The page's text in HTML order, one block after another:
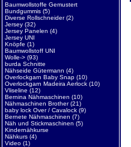
Baumwollstoffe Gemustert
Bundgummis(5)
Diverse Rollschneider(2)
Jersey(32)
Jersey Panelen (4)
Jersey UNI
Knöpfe (1)
Baumwollstoff UNI
Wolle->(93)
burda Schnitte
Nähseide Gütermann (4)
Overlockgarn Baby Snap(10)
Overlockgarn Madeira Aerlock(10)
Vliseline (12)
Bernina Nähmaschinen (10)
Nähmaschinen Brother(21)
baby lock Over / Cavalock(9)
Bernete Nähmaschinen (7)
Näh und Stickmaschinen (5)
Kindernähkurse
Nähkurs(4)
Video(1)